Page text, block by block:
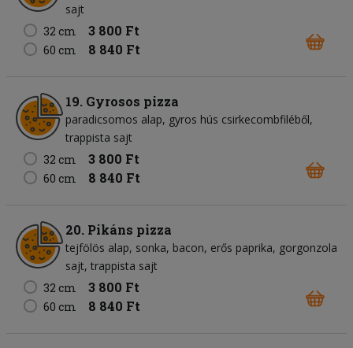
sajt
32 cm
3 800 Ft
60 cm 8 840 Ft
19. Gyrosos pizza
paradicsomos alap gyros hús csirkecombfiléből
trappista sajt
32 cm
3 800 Ft
60 cm 8 840 Ft
20. Pikáns pizza
tejfölös alap sonka bacon erős paprika gorgonzola
sajt trappista sajt
32 cm
3 800 Ft
60 cm 8 840 Ft